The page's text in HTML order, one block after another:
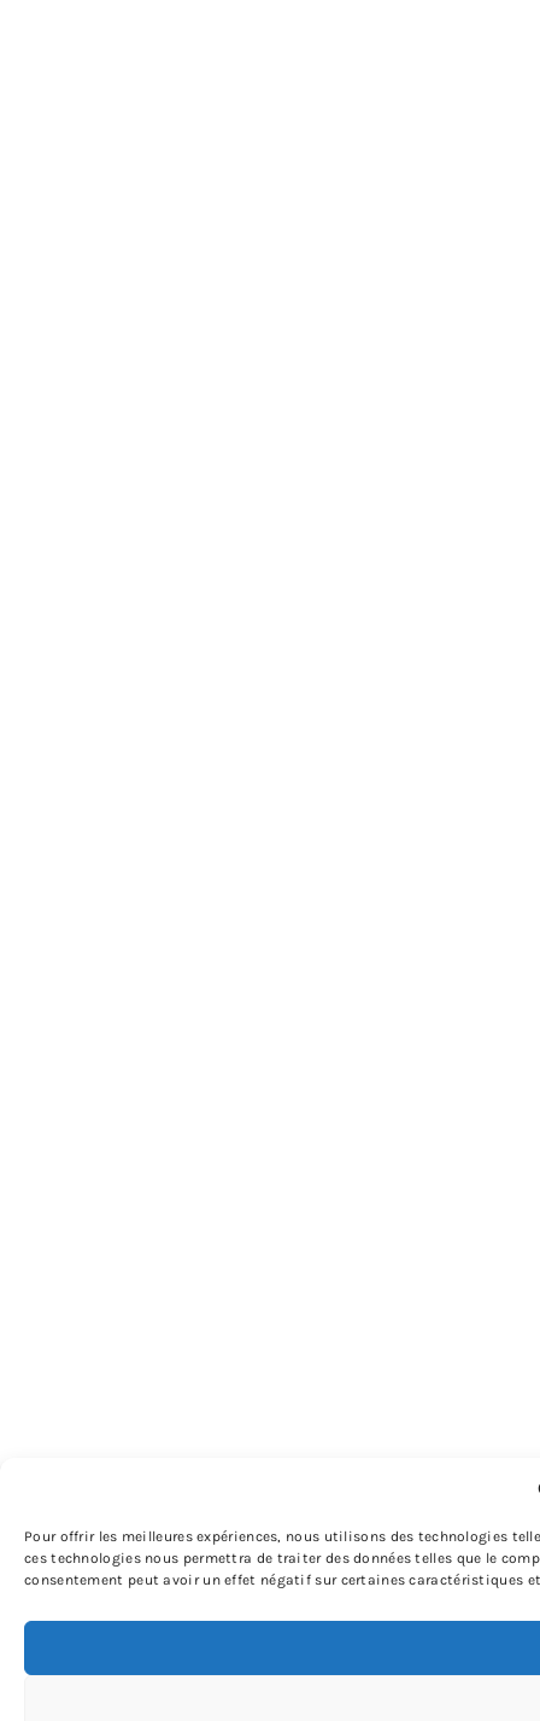
Pour offrir les meilleures expériences, nous utilisons des technologies
ces technologies nous permettra de traiter des données telles que le
consentement peut avoir un effet négatif sur certaines caractéristiques